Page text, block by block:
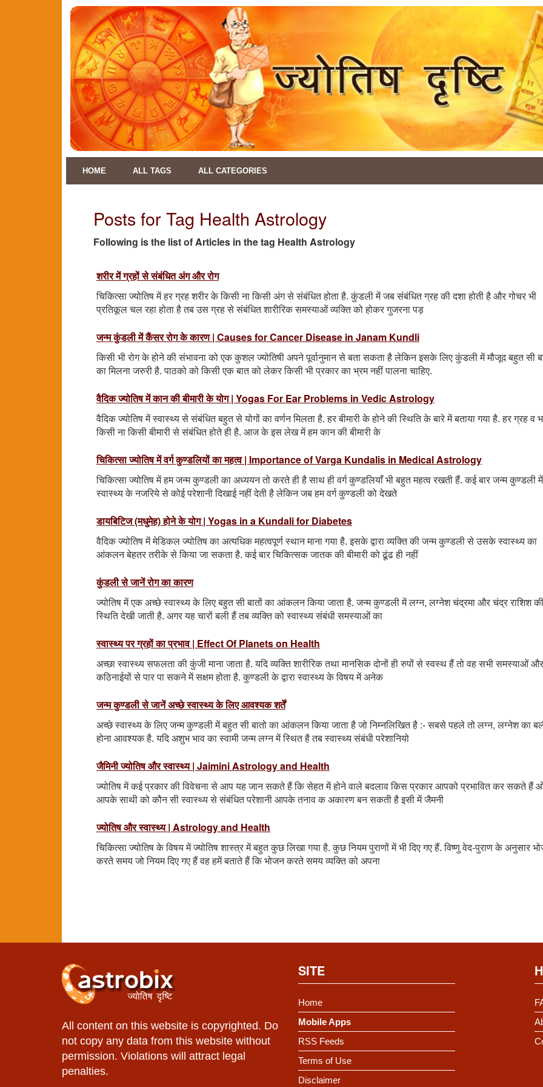
HOME ALL TAGS ALL CATEGORIES
Posts for Tag Health Astrology
Following is the list of Articles in the tag Health Astrology
शरीर में ग्रहों से संबंधित अंग और रोग
चिकित्सा ज्योतिष में हर ग्रह शरीर के किसी ना किसी अंग से संबंधित होता है. कुंडली में जब संबंधित ग्रह की दशा होती है और गोचर भी
प्रतिकूल चल रहा होता है तब उस ग्रह से संबंधित शारीरिक समस्याओं व्यक्ति को होकर गुजरना पड़
जन्म कुंडली में कैंसर रोग के कारण | Causes for Cancer Disease in Janam Kundli
किसी भी रोग के होने की संभावना को एक कुशल ज्योतिषी अपने पूर्वानुमान से बता सकता है लेकिन इसके लिए कुंडली में मौजूद बहुत सी
का मिलना जरुरी है. पाठको को किसी एक बात को लेकर किसी भी प्रकार का भ्रम नहीं पालना चाहिए.
वैदिक ज्योतिष में कान की बीमारी के योग | Yogas For Ear Problems in Vedic Astrology
वैदिक ज्योतिष में स्वास्थ्य से संबंधित बहुत से योगों का वर्णन मिलता है. हर बीमारी के होने की स्थिति के बारे में बताया गया है. हर ग्रह व
किसी ना किसी बीमारी से संबंधित होते ही है. आज के इस लेख में हम कान की बीमारी के
चिकित्सा ज्योतिष में वर्ग कुण्डलियों का महत्व | Importance of Varga Kundalis in Medical Astrology
चिकित्सा ज्योतिष में हम जन्म कुण्डली का अध्ययन तो करते ही है साथ ही वर्ग कुण्डलियाँ भी बहुत महत्व रखती हैं. कई बार जन्म कुण्डली में
स्वास्थ्य के नजरिये से कोई परेशानी दिखाई नहीं देती है लेकिन जब हम वर्ग कुण्डली को देखते
डायबिटिज (मधुमेह) होने के योग | Yogas in a Kundali for Diabetes
वैदिक ज्योतिष में मेडिकल ज्योतिष का अत्यधिक महत्वपूर्ण स्थान माना गया है. इसके द्वारा व्यक्ति की जन्म कुण्डली से उसके स्वास्थ्य का
आंकलन बेहतर तरीके से किया जा सकता है. कई बार चिकित्सक जातक की बीमारी को ढूंढ ही नहीं
कुंडली से जानें रोग का कारण
ज्योतिष में एक अच्छे स्वास्थ्य के लिए बहुत सी बातों का आंकलन किया जाता है. जन्म कुण्डली में लग्न, लग्नेश चंद्रमा और चंद्र राशिश की
स्थिति देखी जाती है. अगर यह चारों बली हैं तब व्यक्ति को स्वास्थ्य संबंधी समस्याओं का
स्वास्थ्य पर ग्रहों का प्रभाव | Effect Of Planets on Health
अच्छा स्वास्थ्य सफलता की कुंजी माना जाता है. यदि व्यक्ति शारीरिक तथा मानसिक दोनों ही रुपों से स्वस्थ हैं तो वह सभी समस्याओं और
कठिनाईयों से पार पा सकने में सक्षम होता है. कुण्डली के द्वारा स्वास्थ्य के विषय में अनेक
जन्म कुण्डली से जानें अच्छे स्वास्थ्य के लिए आवश्यक शर्तें
अच्छे स्वास्थ्य के लिए जन्म कुण्डली में बहुत सी बातो का आंकलन किया जाता है जो निम्नलिखित है :- सबसे पहले तो लग्न, लग्नेश का
होना आवश्यक है. यदि अशुभ भाव का स्वामी जन्म लग्न में स्थित है तब स्वास्थ्य संबंधी परेशानियो
जैमिनी ज्योतिष और स्वास्थ्य | Jaimini Astrology and Health
ज्योतिष में कई प्रकार की विवेचना से आप यह जान सकते हैं कि सेहत में होने वाले बदलाव किस प्रकार आपको प्रभावित कर सकते हैं
आपके साथी को कौन सी स्वास्थ्य से संबंधित परेशानी आपके तनाव क अकारण बन सकती है इसी में जैमनी
ज्योतिष और स्वास्थ्य | Astrology and Health
चिकित्सा ज्योतिष के विषय में ज्योतिष शास्त्र में बहुत कुछ लिखा गया है. कुछ नियम पुराणों में भी दिए गए हैं. विष्णु वेद-पुराण के अनुसार
करते समय जो नियम दिए गए हैं वह हमें बताते हैं कि भोजन करते समय व्यक्ति को अपना
All content on this website is copyrighted. Do
not copy any data from this website without
permission. Violations will attract legal
penalties.
SITE
Home
Mobile Apps
RSS Feeds
Terms of Use
Disclaimer